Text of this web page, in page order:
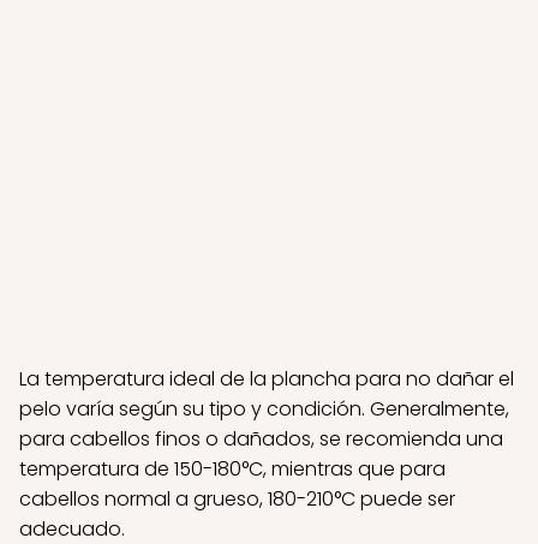
La temperatura ideal de la plancha para no dañar el
pelo varía según su tipo y condición. Generalmente,
para cabellos finos o dañados, se recomienda una
temperatura de 150-180°C, mientras que para
cabellos normal a grueso, 180-210°C puede ser
adecuado.